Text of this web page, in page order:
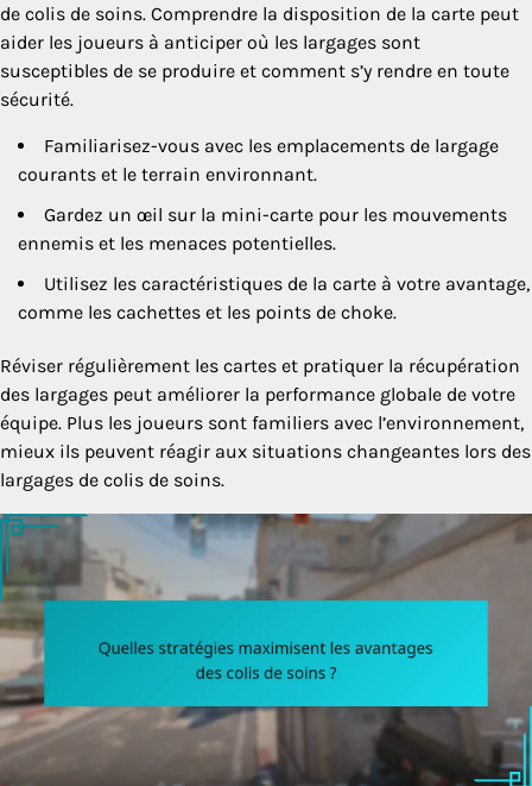
de colis de soins. Comprendre la disposition de la carte peut
aider les joueurs à anticiper où les largages sont
susceptibles de se produire et comment s’y rendre en toute
sécurité.
Familiarisez-vous avec les emplacements de largage
courants et le terrain environnant.
Gardez un œil sur la mini-carte pour les mouvements
ennemis et les menaces potentielles.
Utilisez les caractéristiques de la carte à votre avantage,
comme les cachettes et les points de choke.
Réviser régulièrement les cartes et pratiquer la récupération
des largages peut améliorer la performance globale de votre
équipe. Plus les joueurs sont familiers avec l’environnement,
mieux ils peuvent réagir aux situations changeantes lors des
largages de colis de soins.